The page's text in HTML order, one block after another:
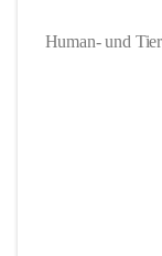
Human- und